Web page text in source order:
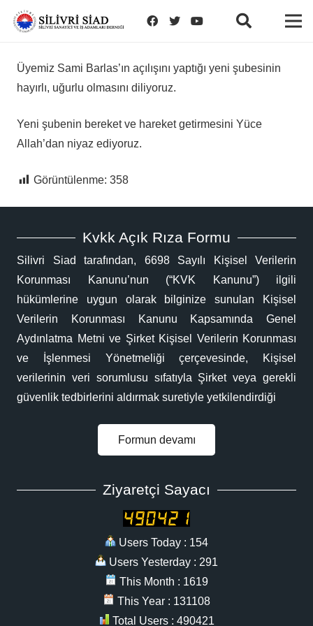
Üyemiz Sami Barlas’ın açılışını yaptığı yeni şubesinin
hayırlı, uğurlu olmasını diliyoruz.
Yeni şubenin bereket ve hareket getirmesini Yüce
Allah’dan niyaz ediyoruz.
Görüntülenme: 358
Kvkk Açık Rıza Formu
Silivri Siad tarafından, 6698 Sayılı Kişisel Verilerin
Korunması Kanunu’nun (“KVK Kanunu”) ilgili
hükümlerine uygun olarak bilginize sunulan Kişisel
Verilerin Korunması Kanunu Kapsamında Genel
Aydınlatma Metni ve Şirket Kişisel Verilerin Korunması
ve İşlenmesi Yönetmeliği çerçevesinde, Kişisel
verilerinin veri sorumlusu sıfatıyla Şirket veya gerekli
güvenlik tedbirlerini aldırmak suretiyle yetkilendirdiği
Formun devamı
Ziyaretçi Sayacı
Users Today : 154
Users Yesterday : 291
This Month : 1619
This Year : 131108
Total Users : 490421